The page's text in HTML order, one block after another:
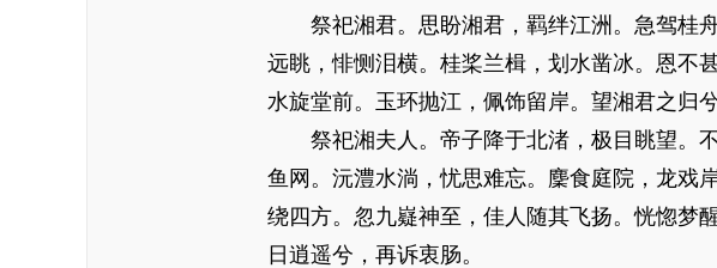
祭祀湘君。思盼湘君，羁绊江洲。急驾桂舟
远眺，悱恻泪横。桂桨兰楫，划水凿冰。恩不
水旋堂前。玉环抛江，佩饰留岸。望湘君之归
祭祀湘夫人。帝子降于北渚，极目眺望。不
鱼网。沅澧水淌，忧思难忘。麇食庭院，龙戏
绕四方。忽九嶷神至，佳人随其飞扬。恍惚梦
日逍遥兮，再诉衷肠。